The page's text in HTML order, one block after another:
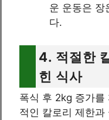
운 운동은 장
다.
4. 적절한
힌 식사
폭식 후 2kg 증가를
적인 칼로리 제한